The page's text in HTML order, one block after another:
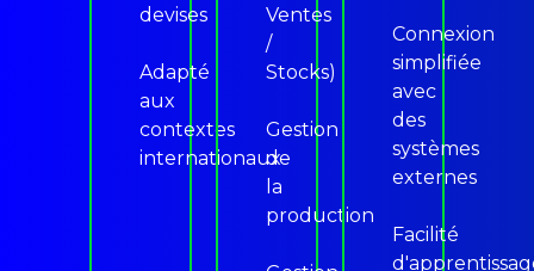
devises
Adapté
aux
contextes
internationaux
Ventes
/
Stocks)
Gestion
de
la
production
Connexion
simplifiée
avec
des
systèmes
externes
Facilité